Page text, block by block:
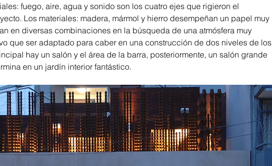
fuego, aire, agua y sonido son los cuatro ejes que rigieron el
Los materiales: madera, mármol y hierro desempeñan un papel muy
en diversas combinaciones en la búsqueda de una atmósfera muy
que ser adaptado para caber en una construcción de dos niveles de los
hay un salón y el área de la barra, posteriormente, un salón grande
en un jardín interior fantástico.